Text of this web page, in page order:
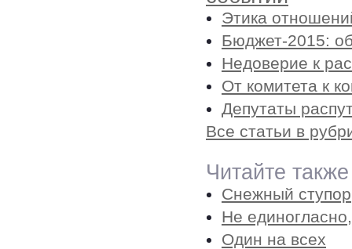
Этика
Бюджет-2015:
Недоверие к
От комитета к
Депутаты
Все статьи в
Читайте
Снежный ступор
Не
Один на всех